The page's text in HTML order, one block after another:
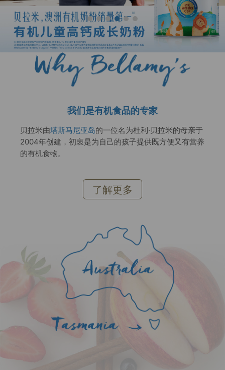
我们是有机食品的专家
贝拉米由塔斯马尼亚岛的一位名为杜利·贝拉米的母亲于
2004年创建，初衷是为自己的孩子提供既方便又有营养
的有机食物。
了解更多